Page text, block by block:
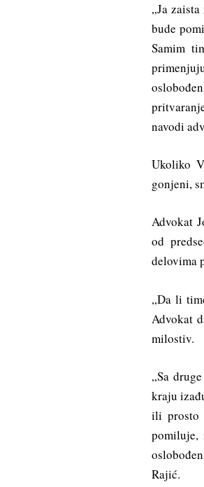
„Ja
bude
Samim
navodi
Ukoliko
gonjeni,
Advokat
od
delovima
„Da li
Advokat
milostiv.
„Sa
kraju
ili prosto
pomiluje,
Rajić.